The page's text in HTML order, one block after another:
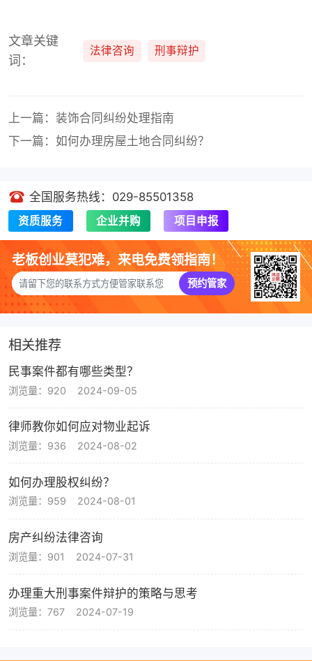
文章关键
词：
法律咨询 刑事辩护
上一篇：装饰合同纠纷处理指南
下一篇：如何办理房屋土地合同纠纷？
全国服务热线：029-85501358
资质服务 企业并购 项目申报
老板创业莫犯难，来电免费领指南！
预约管家
相关推荐
民事案件都有哪些类型？
浏览量：920 2024-09-05
律师教你如何应对物业起诉
浏览量：936 2024-08-02
如何办理股权纠纷？
浏览量：959 2024-08-01
房产纠纷法律咨询
浏览量：901 2024-07-31
办理重大刑事案件辩护的策略与思考
浏览量：767 2024-07-19